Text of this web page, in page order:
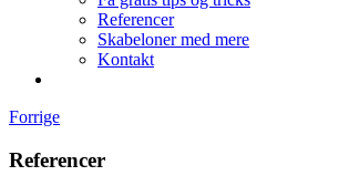
Referencer
Skabeloner med mere
Kontakt
Forrige
Referencer